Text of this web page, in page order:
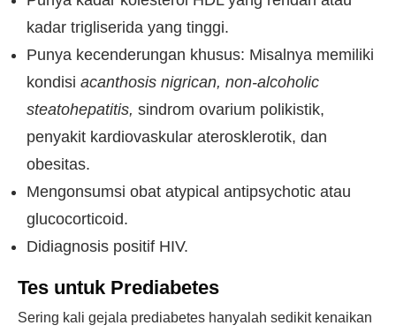
kadar trigliserida yang tinggi.
Punya kecenderungan khusus: Misalnya memiliki
kondisi acanthosis nigrican, non-alcoholic
steatohepatitis, sindrom ovarium polikistik,
penyakit kardiovaskular aterosklerotik, dan
obesitas.
Mengonsumsi obat atypical antipsychotic atau
glucocorticoid.
Didiagnosis positif HIV.
Tes untuk Prediabetes
Sering kali gejala prediabetes hanyalah sedikit kenaikan